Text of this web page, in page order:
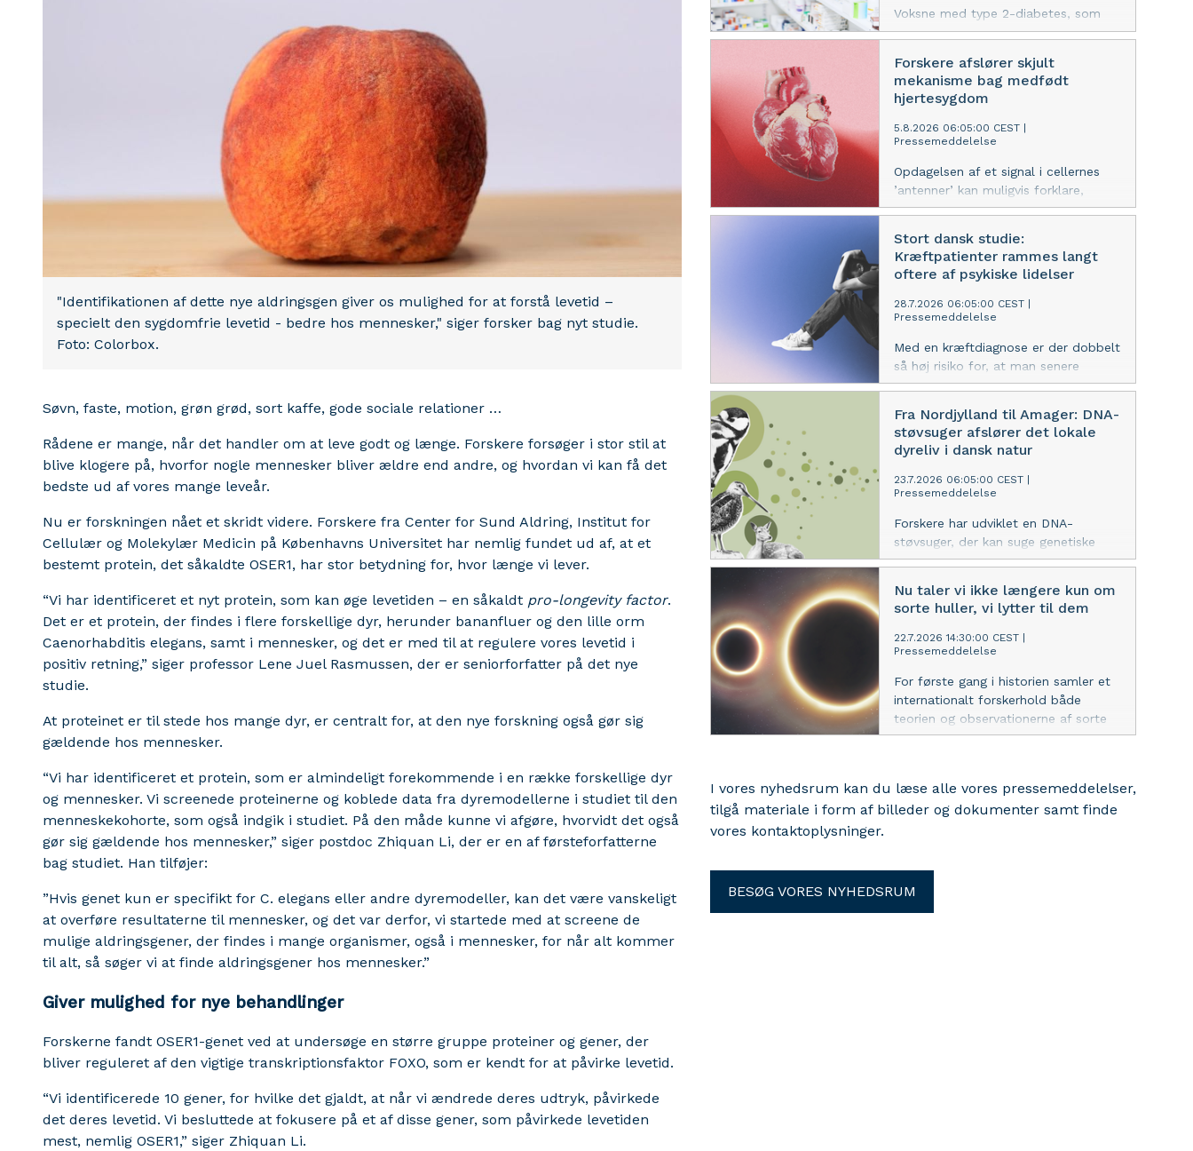
"Identifikationen af dette nye aldringsgen giver os mulighed for at forstå levetid –
specielt den sygdomfrie levetid - bedre hos mennesker," siger forsker bag nyt studie.
Foto: Colorbox.
Søvn, faste, motion, grøn grød, sort kaffe, gode sociale relationer …
Rådene er mange, når det handler om at leve godt og længe. Forskere forsøger i stor stil at
blive klogere på, hvorfor nogle mennesker bliver ældre end andre, og hvordan vi kan få det
bedste ud af vores mange leveår.
Nu er forskningen nået et skridt videre. Forskere fra Center for Sund Aldring, Institut for
Cellulær og Molekylær Medicin på Københavns Universitet har nemlig fundet ud af, at et
bestemt protein, det såkaldte OSER1, har stor betydning for, hvor længe vi lever.
“Vi har identificeret et nyt protein, som kan øge levetiden – en såkaldt pro-longevity factor.
Det er et protein, der findes i flere forskellige dyr, herunder bananfluer og den lille orm
Caenorhabditis elegans, samt i mennesker, og det er med til at regulere vores levetid i
positiv retning,” siger professor Lene Juel Rasmussen, der er seniorforfatter på det nye
studie.
At proteinet er til stede hos mange dyr, er centralt for, at den nye forskning også gør sig
gældende hos mennesker.
“Vi har identificeret et protein, som er almindeligt forekommende i en række forskellige dyr
og mennesker. Vi screenede proteinerne og koblede data fra dyremodellerne i studiet til den
menneskekohorte, som også indgik i studiet. På den måde kunne vi afgøre, hvorvidt det også
gør sig gældende hos mennesker,” siger postdoc Zhiquan Li, der er en af førsteforfatterne
bag studiet. Han tilføjer:
”Hvis genet kun er specifikt for C. elegans eller andre dyremodeller, kan det være vanskeligt
at overføre resultaterne til mennesker, og det var derfor, vi startede med at screene de
mulige aldringsgener, der findes i mange organismer, også i mennesker, for når alt kommer
til alt, så søger vi at finde aldringsgener hos mennesker.”
Giver mulighed for nye behandlinger
Forskerne fandt OSER1-genet ved at undersøge en større gruppe proteiner og gener, der
bliver reguleret af den vigtige transkriptionsfaktor FOXO, som er kendt for at påvirke levetid.
“Vi identificerede 10 gener, for hvilke det gjaldt, at når vi ændrede deres udtryk, påvirkede
det deres levetid. Vi besluttede at fokusere på et af disse gener, som påvirkede levetiden
mest, nemlig OSER1,” siger Zhiquan Li.
Voksne med type 2-diabetes, som
ikke tager deres medicin konsekvent,
hjertesygdomme, viser nyt studie.
Effekten er endnu stærkere blandt
yngre patienter.
Forskere afslører skjult
mekanisme bag medfødt
hjertesygdom
5.8.2026 06:05:00 CEST
Pressemeddelelse
Opdagelsen af et signal i cellernes
’antenner’ kan muligvis forklare,
hvorfor fostre udvikler sygdom i både
forskere fra Københavns Universitet.
Stort dansk studie:
Kræftpatienter rammes langt
oftere af psykiske lidelser
28.7.2026 06:05:00 CEST
Pressemeddelelse
Med en kræftdiagnose er der dobbelt
så høj risiko for, at man senere
udvikler en psykisk lidelse, end hvis
fem gange øget risiko for at blive
indlagt med en psykisk diagnose eller
få udskrevet medicin til behandling af
sådanne sygdomme.
Fra Nordjylland til Amager: DNA-
støvsuger afslører det lokale
dyreliv i dansk natur
23.7.2026 06:05:00 CEST
Pressemeddelelse
Forskere har udviklet en DNA-
støvsuger, der kan suge genetiske
spor fra dyr ud af luften og afsløre,
nye studier tager forskerne luftprøver
i tre naturområder i Danmark og viser,
at metoden kan bruges til at
kortlægge det lokale dyreliv. Dermed
bedre overvågning af biodiversitet
Nu taler vi ikke længere kun om
sorte huller, vi lytter til dem
22.7.2026 14:30:00 CEST
Pressemeddelelse
For første gang i historien samler et
internationalt forskerhold både
teorien og observationerne af sorte
hullers vibrationer i én samlet status
astronomien”.
I vores nyhedsrum kan du læse alle vores pressemeddelelser,
tilgå materiale i form af billeder og dokumenter samt finde
vores kontaktoplysninger.
BESØG VORES NYHEDSRUM